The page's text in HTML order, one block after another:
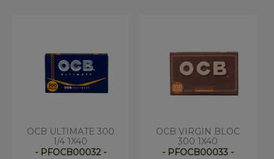
OCB ULTIMATE 300
1/4 1X40
- PFOCB00032 -
OCB VIRGIN BLOC
300 1X40
- PFOCB00033 -